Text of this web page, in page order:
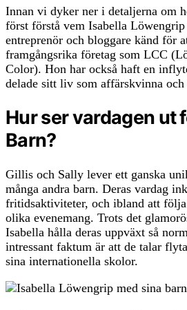
Innan vi dyker ner i detaljerna om
först förstå vem Isabella
entreprenör och bloggare känd för
framgångsrika företag som LCC
Color). Hon har också haft en
delade sitt liv som affärskvinna och
Hur ser vardagen ut
Barn?
Gillis och Sally lever ett ganska
många andra barn. Deras vardag
fritidsaktiviteter, och ibland att följa
olika evenemang. Trots det
Isabella hålla deras uppväxt så
intressant faktum är att de talar
sina internationella skolor.